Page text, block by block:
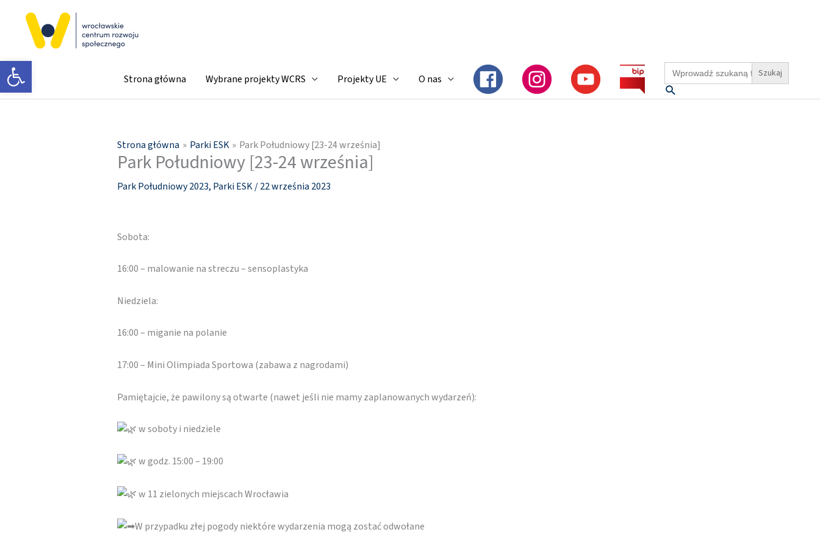
Otwórz pasek narzędzi Strona główna Wybrane projekty WCRS Projekty UE O nas
Search
for:
Szukaj
Strona główna Parki ESK Park Południowy [23-24 września]
Park Południowy [23-24 września]
Park Południowy 2023, Parki ESK/22 września 2023
Sobota:
16:00 – malowanie na streczu – sensoplastyka
Niedziela:
16:00 – miganie na polanie
17:00 – Mini Olimpiada Sportowa (zabawa z nagrodami)
Pamiętajcie, że pawilony są otwarte (nawet jeśli nie mamy zaplanowanych wydarzeń):
w soboty i niedziele
w godz. 15:00 – 19:00
w 11 zielonych miejscach Wrocławia
W przypadku złej pogody niektóre wydarzenia mogą zostać odwołane